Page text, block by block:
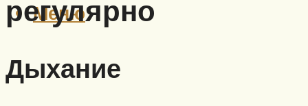
Меню
регулярно
Дыхание